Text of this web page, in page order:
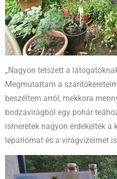
„Nagyon tetszett a
Megmutattam a
beszéltem arról, mekkora
bodzavirágból egy pohár
ismeretek nagyon érdekelték
lepárlómat és a virágvizeimet